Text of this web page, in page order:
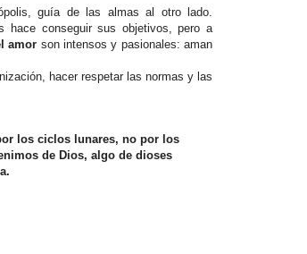
guía de las almas al otro lado.
hace conseguir sus objetivos, pero a
amor son intensos y pasionales: aman
hacer respetar las normas y las
los ciclos lunares, no por los
de Dios, algo de dioses